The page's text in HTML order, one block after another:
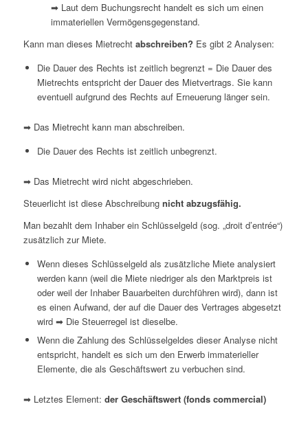
➡ Laut dem Buchungsrecht handelt es sich um einen
immateriellen Vermögensgegenstand.
Kann man dieses Mietrecht abschreiben? Es gibt 2 Analysen:
Die Dauer des Rechts ist zeitlich begrenzt = Die Dauer des
Mietrechts entspricht der Dauer des Mietvertrags. Sie kann
eventuell aufgrund des Rechts auf Erneuerung länger sein.
➡ Das Mietrecht kann man abschreiben.
Die Dauer des Rechts ist zeitlich unbegrenzt.
➡ Das Mietrecht wird nicht abgeschrieben.
Steuerlicht ist diese Abschreibung nicht abzugsfähig.
Man bezahlt dem Inhaber ein Schlüsselgeld (sog. „droit d’entrée“)
zusätzlich zur Miete.
Wenn dieses Schlüsselgeld als zusätzliche Miete analysiert
werden kann (weil die Miete niedriger als den Marktpreis ist
oder weil der Inhaber Bauarbeiten durchführen wird), dann ist
es einen Aufwand, der auf die Dauer des Vertrages abgesetzt
wird ➡ Die Steuerregel ist dieselbe.
Wenn die Zahlung des Schlüsselgeldes dieser Analyse nicht
entspricht, handelt es sich um den Erwerb immaterieller
Elemente, die als Geschäftswert zu verbuchen sind.
➡ Letztes Element: der Geschäftswert (fonds commercial)